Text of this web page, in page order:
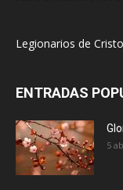
Legionarios de Cristo
ENTRADAS
5